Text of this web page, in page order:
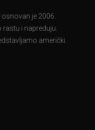
osnovan je 2006.
rastu i napreduju.
američki